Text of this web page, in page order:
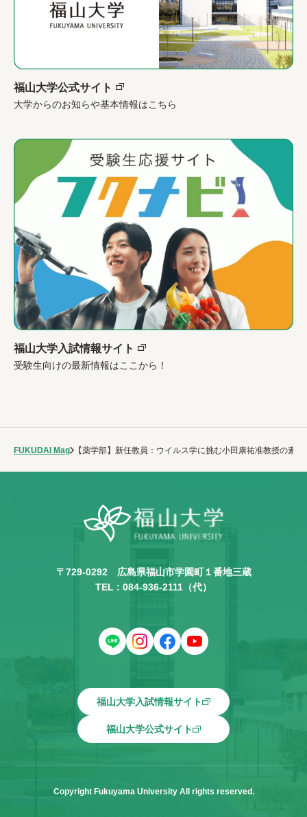
福山大学公式サイト
大学からのお知らや基本情報はこちら
福山大学入試情報サイト
受験生向けの最新情報はここから！
FUKUDAI Mag 【薬学部】新任教員：ウイルス学に挑む小田康祐准教授の素顔
〒729-0292 広島県福山市学園町１番地三蔵
TEL : 084-936-2111 （代）
福山大学入試情報サイト
福山大学公式サイト
Copyright Fukuyama University All rights reserved.